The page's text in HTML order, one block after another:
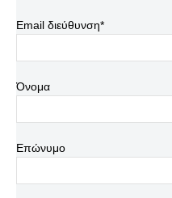
Email διεύθυνση*
Όνομα
Επώνυμο